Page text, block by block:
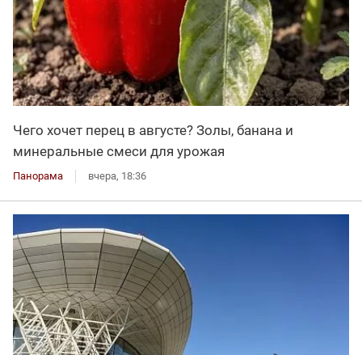
Чего хочет перец в августе? Золы, банана и
минеральные смеси для урожая
Панорама вчера, 18:36